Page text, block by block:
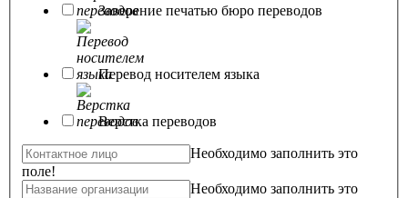
Заверение печатью бюро переводов
Перевод носителем языка
Верстка переводов
Необходимо заполнить это
поле!
Необходимо заполнить это